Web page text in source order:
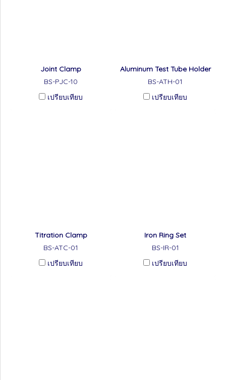
Joint Clamp
BS-PJC-10
เปรียบเทียบ
Aluminum Test Tube Holder
BS-ATH-01
เปรียบเทียบ
Titration Clamp
BS-ATC-01
เปรียบเทียบ
Iron Ring Set
BS-IR-01
เปรียบเทียบ